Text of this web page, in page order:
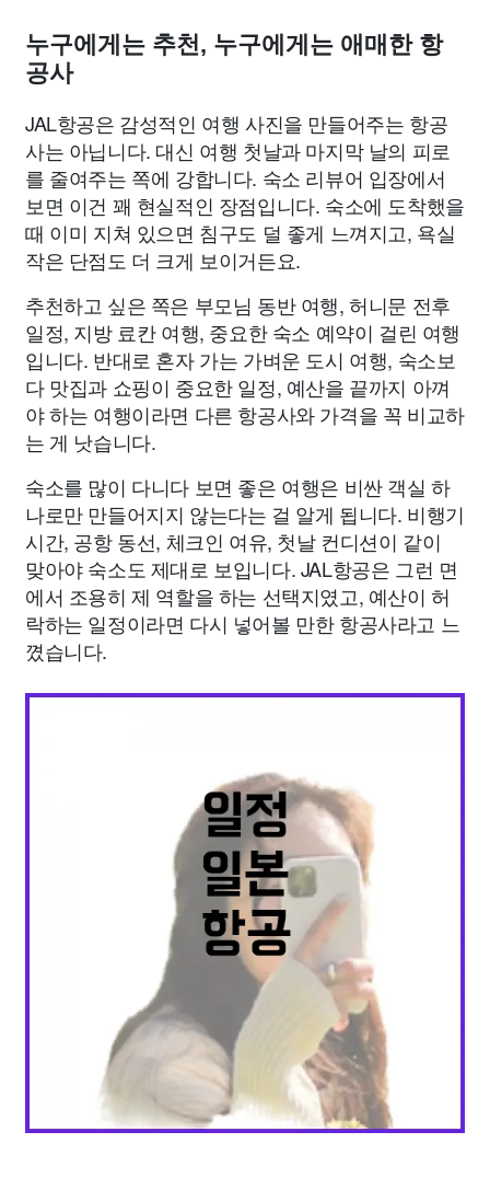
누구에게는 추천, 누구에게는 애매한 항
공사
JAL항공은 감성적인 여행 사진을 만들어주는 항공
사는 아닙니다. 대신 여행 첫날과 마지막 날의 피로
를 줄여주는 쪽에 강합니다. 숙소 리뷰어 입장에서
보면 이건 꽤 현실적인 장점입니다. 숙소에 도착했을
때 이미 지쳐 있으면 침구도 덜 좋게 느껴지고, 욕실
작은 단점도 더 크게 보이거든요.
추천하고 싶은 쪽은 부모님 동반 여행, 허니문 전후
일정, 지방 료칸 여행, 중요한 숙소 예약이 걸린 여행
입니다. 반대로 혼자 가는 가벼운 도시 여행, 숙소보
다 맛집과 쇼핑이 중요한 일정, 예산을 끝까지 아껴
야 하는 여행이라면 다른 항공사와 가격을 꼭 비교하
는 게 낫습니다.
숙소를 많이 다니다 보면 좋은 여행은 비싼 객실 하
나로만 만들어지지 않는다는 걸 알게 됩니다. 비행기
시간, 공항 동선, 체크인 여유, 첫날 컨디션이 같이
맞아야 숙소도 제대로 보입니다. JAL항공은 그런 면
에서 조용히 제 역할을 하는 선택지였고, 예산이 허
락하는 일정이라면 다시 넣어볼 만한 항공사라고 느
꼈습니다.